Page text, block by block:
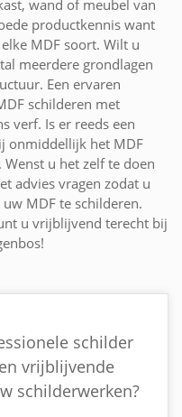
wand of meubel van
productkennis want
MDF soort. Wilt u
meerdere grondlagen
Een ervaren
schilderen met
verf. Is er reeds een
onmiddellijk het MDF
u het zelf te doen
advies vragen zodat u
MDF te schilderen.
u vrijblijvend terecht bij
schilder
vrijblijvende
schilderwerken?